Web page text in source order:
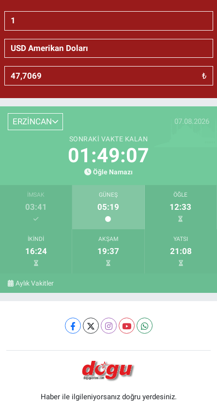
₺
ERZİNCAN 07.08.2026
SONRAKI VAKTE KALAN
01:49:06
Öğle Namazı
İMSAK
03:41
GÜNEŞ
05:19
ÖĞLE
12:33
İKINDI
16:24
AKŞAM
19:37
YATSI
21:08
Aylık Vakitler
Haber ile ilgileniyorsanız doğru yerdesiniz.